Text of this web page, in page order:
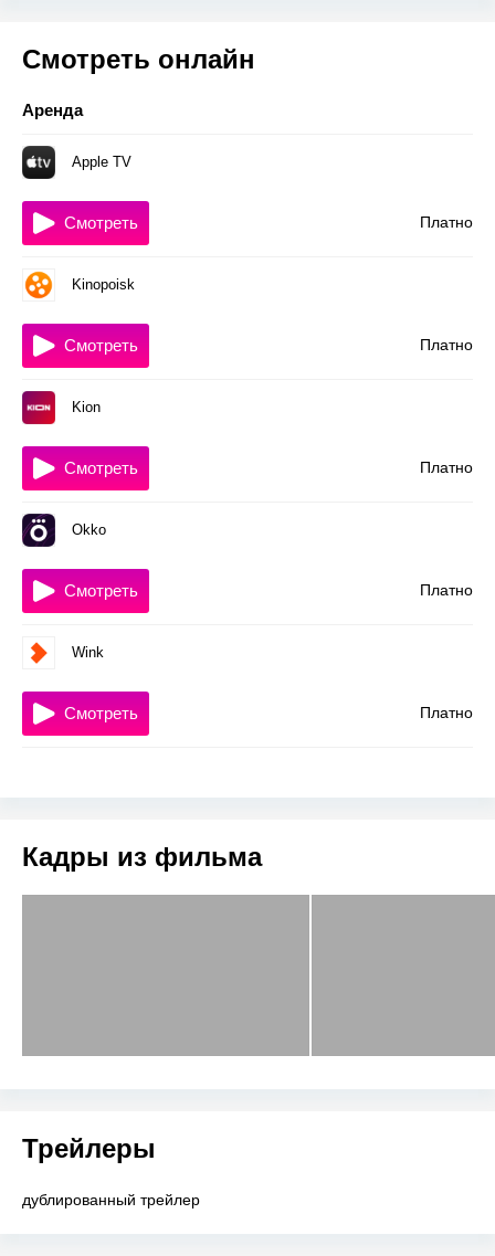
Смотреть онлайн
Аренда
Apple TV
Платно
Смотреть
Kinopoisk
Платно
Смотреть
Kion
Платно
Смотреть
Okko
Платно
Смотреть
Wink
Платно
Смотреть
Кадры из фильма
Трейлеры
дублированный трейлер